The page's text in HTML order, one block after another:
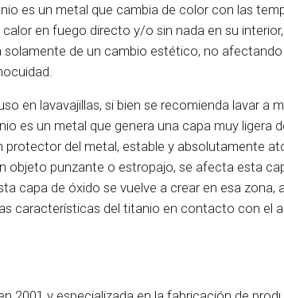
es un metal que cambia de color con las
en fuego directo y/o sin nada en su
de un cambio estético, no afectando
en lavavajillas, si bien se recomienda lavar a
es un metal que genera una capa muy ligera
protector del metal, estable y absolutamente
objeto punzante o estropajo, se afecta esta
capa de óxido se vuelve a crear en esa zona,
características del titanio en contacto con el